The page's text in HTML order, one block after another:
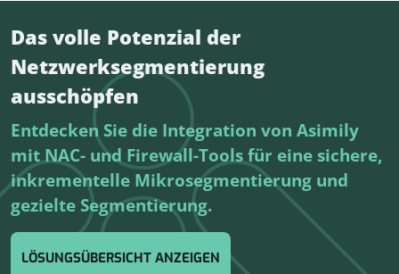
Das volle Potenzial der
Netzwerksegmentierung
ausschöpfen
Entdecken Sie die Integration von Asimily
mit NAC- und Firewall-Tools für eine sichere,
inkrementelle Mikrosegmentierung und
gezielte Segmentierung.
LÖSUNGSÜBERSICHT ANZEIGEN